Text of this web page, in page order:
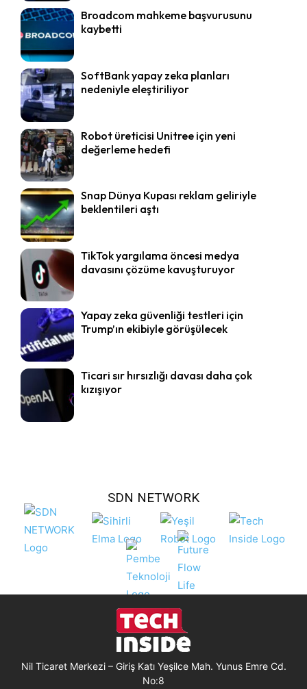
Broadcom mahkeme başvurusunu
kaybetti
SoftBank yapay zeka planları
nedeniyle eleştiriliyor
Robot üreticisi Unitree için yeni
değerleme hedefi
Snap Dünya Kupası reklam geliriyle
beklentileri aştı
TikTok yargılama öncesi medya
davasını çözüme kavuşturuyor
Yapay zeka güvenliği testleri için
Trump’ın ekibiyle görüşülecek
Ticari sır hırsızlığı davası daha çok
kızışıyor
SDN NETWORK
Nil Ticaret Merkezi – Giriş Katı Yeşilce Mah. Yunus Emre Cd.
No:8